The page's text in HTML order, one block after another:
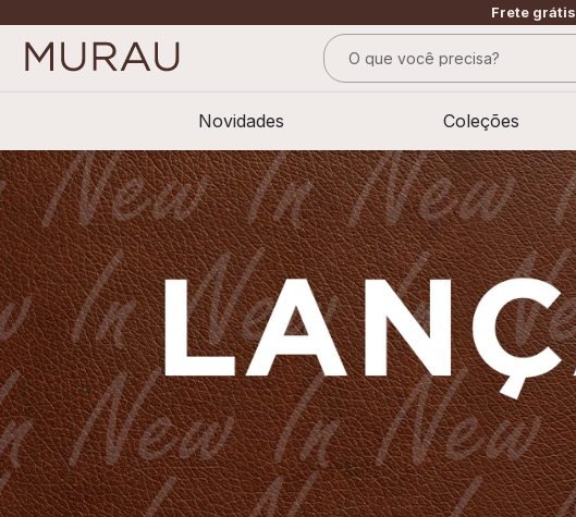
Frete grátis
O que você precisa?
Novidades Coleções
2º
calça
3º
saia
4º
top
5º
verde
6º
off white
7º
camisa
8º
blusa
9º
short saia
10º pesponto verde sage